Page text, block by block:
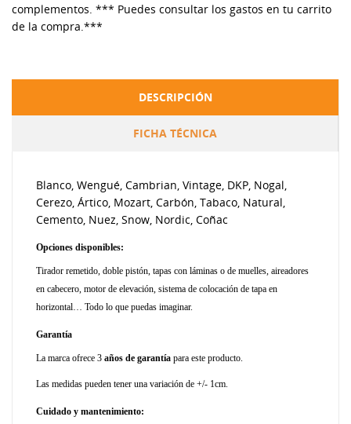
complementos. *** Puedes consultar los gastos en tu carrito
de la compra.***
DESCRIPCIÓN
FICHA TÉCNICA
Blanco, Wengué, Cambrian, Vintage, DKP, Nogal,
Cerezo, Ártico, Mozart, Carbón, Tabaco, Natural,
Cemento, Nuez, Snow, Nordic, Coñac
Opciones disponibles:
Tirador remetido, doble pistón, tapas con láminas o de muelles, aireadores
en cabecero, motor de elevación, sistema de colocación de tapa en
horizontal… Todo lo que puedas imaginar.
Garantía
La marca ofrece 3 años de garantía para este producto.
Las medidas pueden tener una variación de +/- 1cm.
Cuidado y mantenimiento: